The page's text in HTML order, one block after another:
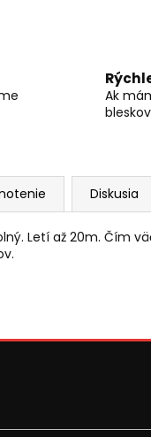
Ak
Diskusia
Letí až 20m. Čím